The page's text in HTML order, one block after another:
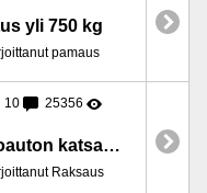
yli 750 kg
pamaus
10 25356
Suosituksia yli 3500 kg asuntoauton katsastamiseksi Hyvinkää plus lähialue
Raksaus